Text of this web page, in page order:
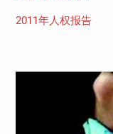
2011年人权报告